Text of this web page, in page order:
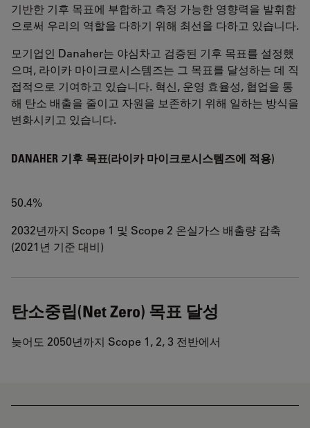
기반한 기후 목표에 부합하고 측정 가능한 영향력을 발휘함
으로써 우리의 역할을 다하기 위해 최선을 다하고 있습니다.
모기업인 Danaher는 야심차고 검증된 기후 목표를 설정했
으며, 라이카 마이크로시스템즈는 그 목표를 달성하는 데 직
접적으로 기여하고 있습니다. 혁신, 운영 효율성, 협업을 통
해 탄소 배출을 줄이고 자원을 보존하기 위해 일하는 방식을
변화시키고 있습니다.
DANAHER 기후 목표(라이카 마이크로시스템즈에 적용)
50.4%
2032년까지 Scope 1 및 Scope 2 온실가스 배출량 감축
(2021년 기준 대비)
탄소중립(Net Zero ) 목표 달성
늦어도 2050년까지 Scope 1, 2, 3 전반에서